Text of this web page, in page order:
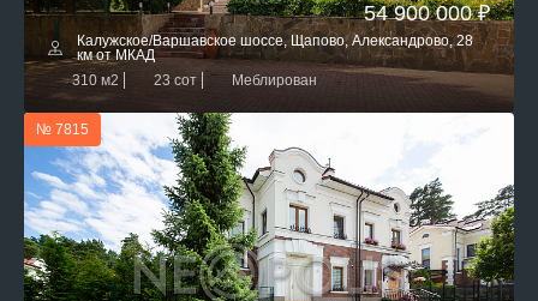
54 900 000 ₽
Калужское/Варшавское шоссе, Щапово, Александрово, 28
км от МКАД
310 м2
23 сот Меблирован
№ 7815